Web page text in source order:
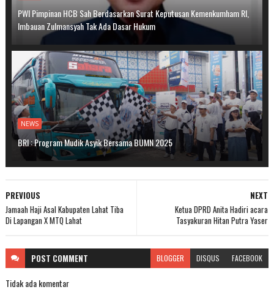
PWI Pimpinan HCB Sah Berdasarkan Surat Keputusan Kemenkumham RI,
Imbauan Zulmansyah Tak Ada Dasar Hukum
NEWS
BRI : Program Mudik Asyik Bersama BUMN 2025
NEXT
Ketua DPRD Anita Hadiri acara
Tasyakuran Hitan Putra Yaser
PREVIOUS
Jamaah Haji Asal Kabupaten Lahat Tiba
Di Lapangan X MTQ Lahat
POST COMMENT BLOGGER DISQUS FACEBOOK
Tidak ada komentar